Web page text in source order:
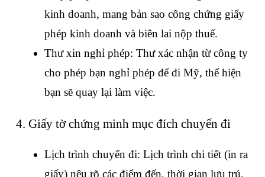
kinh doanh, mang bản sao công chứng giấy
phép kinh doanh và biên lai nộp thuế.
Thư xin nghỉ phép: Thư xác nhận từ công ty
cho phép bạn nghỉ phép để đi Mỹ, thể hiện
bạn sẽ quay lại làm việc.
4. Giấy tờ chứng minh mục đích chuyến đi
Lịch trình chuyến đi: Lịch trình chi tiết (in ra
giấy) nêu rõ các điểm đến, thời gian lưu trú,